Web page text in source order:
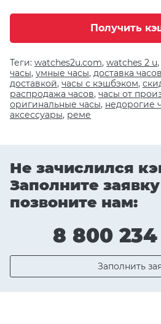
Получить
Теги: watches2u.com, watches 2 u,
часы, умные часы, доставка
доставкой, часы с кэшбэком,
распродажа часов, часы от
оригинальные часы, недорогие
аксессуары, реме
Не зачислился
Заполните
позвоните нам:
8 800
Заполнить